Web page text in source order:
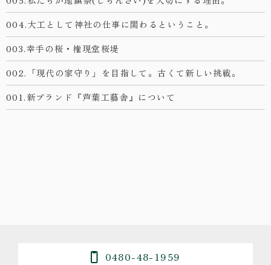
004.大工として神社の仕事に関わるということ。
003.幸手の桜・権現堂桜堤
002.「現代の家守り」を目指して。古くて新しい挑戦。
001.新ブランド『芦葉工藝舎』について
0480-48-1959